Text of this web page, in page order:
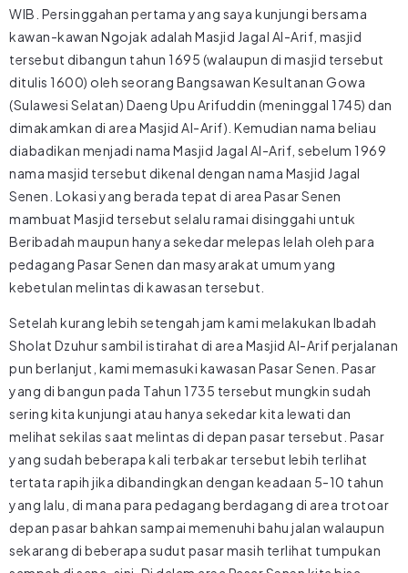
WIB. Persinggahan pertama yang saya kunjungi bersama
kawan-kawan Ngojak adalah Masjid Jagal Al-Arif, masjid
tersebut dibangun tahun 1695 (walaupun di masjid tersebut
ditulis 1600) oleh seorang Bangsawan Kesultanan Gowa
(Sulawesi Selatan) Daeng Upu Arifuddin (meninggal 1745) dan
dimakamkan di area Masjid Al-Arif). Kemudian nama beliau
diabadikan menjadi nama Masjid Jagal Al-Arif, sebelum 1969
nama masjid tersebut dikenal dengan nama Masjid Jagal
Senen. Lokasi yang berada tepat di area Pasar Senen
mambuat Masjid tersebut selalu ramai disinggahi untuk
Beribadah maupun hanya sekedar melepas lelah oleh para
pedagang Pasar Senen dan masyarakat umum yang
kebetulan melintas di kawasan tersebut.
Setelah kurang lebih setengah jam kami melakukan Ibadah
Sholat Dzuhur sambil istirahat di area Masjid Al-Arif perjalanan
pun berlanjut, kami memasuki kawasan Pasar Senen. Pasar
yang di bangun pada Tahun 1735 tersebut mungkin sudah
sering kita kunjungi atau hanya sekedar kita lewati dan
melihat sekilas saat melintas di depan pasar tersebut. Pasar
yang sudah beberapa kali terbakar tersebut lebih terlihat
tertata rapih jika dibandingkan dengan keadaan 5-10 tahun
yang lalu, di mana para pedagang berdagang di area trotoar
depan pasar bahkan sampai memenuhi bahu jalan walaupun
sekarang di beberapa sudut pasar masih terlihat tumpukan